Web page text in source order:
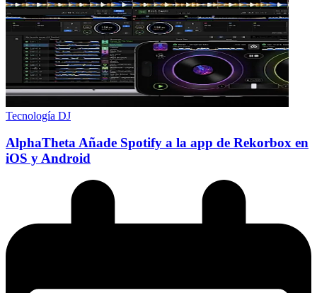
Tecnología DJ
AlphaTheta Añade Spotify a la app de Rekorbox en
iOS y Android